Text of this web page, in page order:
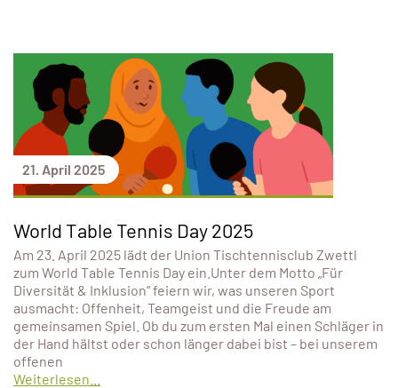
21. April 2025
World Table Tennis Day 2025
Am 23. April 2025 lädt der Union Tischtennisclub Zwettl
zum World Table Tennis Day ein.Unter dem Motto „Für
Diversität & Inklusion“ feiern wir, was unseren Sport
ausmacht: Offenheit, Teamgeist und die Freude am
gemeinsamen Spiel. Ob du zum ersten Mal einen Schläger in
der Hand hältst oder schon länger dabei bist – bei unserem
offenen
Weiterlesen...